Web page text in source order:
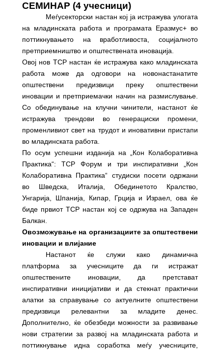
СЕМИНАР (4 учесници)
Меѓусекторски настан кој ја истражува улогата
на младинската работа и програмата Еразмус+ во
поттикнувањето на вработливоста, социјалното
претприемништво и општествената иновација.
Овој нов TCP настан ќе истражува како младинската
работа може да одговори на новонастанатите
општествени предизвици преку општествени
иновации и претприемачки начин на размислување.
Со обединување на клучни чинители, настанот ќе
истражува трендови во генерациски промени,
променливиот свет на трудот и иновативни пристапи
во младинската работа.
По осум успешни изданија на „Кон Колаборативна
Практика“: TCP Форум и три инспиративни „Кон
Колаборативна Практика“ студиски посети одржани
во Шведска, Италија, Обединетото Кралство,
Унгарија, Шпанија, Кипар, Грција и Израел, ова ќе
биде првиот TCP настан кој се одржува на Западен
Балкан.
Овозможување на организациите за општествени
иновации и влијание
Настанот ќе служи како динамична
платформа за учесниците да ги истражат
општествените иновации, да претстават
инспиративни иницијативи и да стекнат практични
алатки за справување со актуелните општествени
предизвици релевантни за младите денес.
Дополнително, ќе обезбеди можности за развивање
нови стратегии за развој на младинската работа и
поттикнување идна соработка меѓу учесниците,